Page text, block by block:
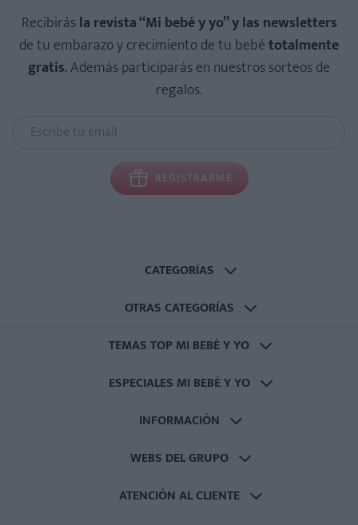
Recibirásla revista “Mi bebé y yo” y las newsletters
de tu embarazo y crecimiento de tu bebétotalmente
gratis. Además participarás en nuestros sorteos de
regalos.
REGISTRARME
CATEGORÍAS
OTRAS CATEGORÍAS
TEMAS TOP MI BEBÉ Y YO
ESPECIALES MI BEBÉ Y YO
INFORMACIÓN
WEBS DEL GRUPO
ATENCIÓN AL CLIENTE